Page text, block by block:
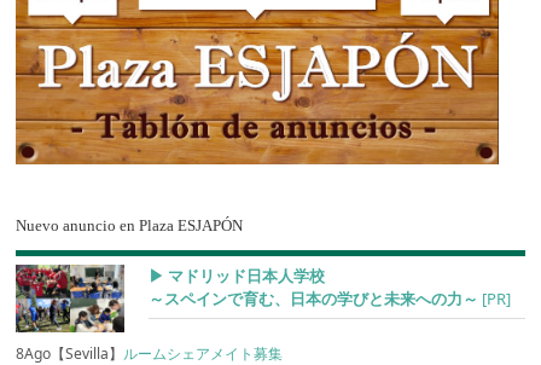
Nuevo anuncio en Plaza ESJAPÓN
▶︎ マドリッド日本人学校
～スペインで育む、日本の学びと未来への力～ [PR]
8Ago【Sevilla】 ルームシェアメイト募集